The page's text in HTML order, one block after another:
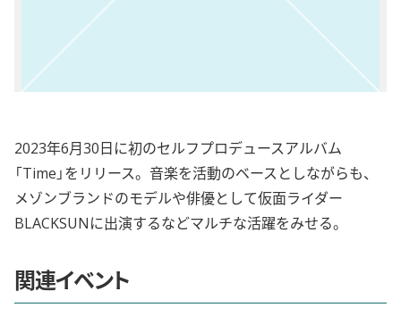
2023年6月30日に初のセルフプロデュースアルバム
「Time」をリリース。音楽を活動のベースとしながらも、
メゾンブランドのモデルや俳優として仮面ライダー
BLACKSUNに出演するなどマルチな活躍をみせる。
関連イベント